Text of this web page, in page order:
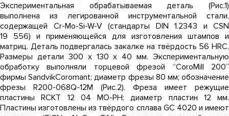
Экспериментальная обрабатываемая деталь (Рис.1)
выполнена из легированной инструментальной стали,
содержащей Cr-Mo-Si-W-V (стандарты DIN 1.2343 и CSN
19 556) и применяющейся для изготовления штампов и
матриц. Деталь подвергалась закалке на твёрдость 56 HRC.
Размеры детали 300 х 130 х 40 мм. Экспериментальную
обработку выполняли торцевой фрезой “CoroMill 200”
фирмы SandvikCoromant; диаметр фрезы 80 мм; обозначение
фрезы R200-068Q-12M (Рис.2). Фреза имеет режущие
пластины RCKT 12 04 MO-PH; диаметр пластин 12 мм.
Пластины изготовлены из твёрдого сплава GC 4020 и имеют